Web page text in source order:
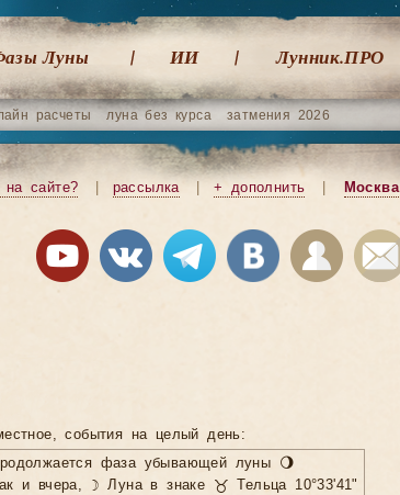
Луны ИИ Лунник.ПРО
расчеты луна без курса затмения 2026
на сайте? рассылка + дополнить Москва
cобытия на целый день:
фаза убывающей луны 🌖
и вчера, ☽ Луна в знаке ♉ Тельца 10°33'41"